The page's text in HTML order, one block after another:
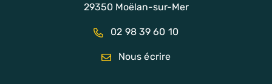
29350 Moëlan-sur-Mer
02 98 39 60 10
Nous écrire